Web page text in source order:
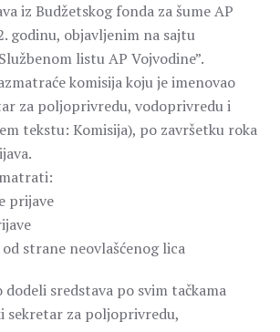
iz Budžetskog fonda za šume AP
godinu, objavljenim na sajtu
listu AP Vojvodine”.
komisija koju je imenovao
za poljoprivredu, vodoprivredu i
tekstu: Komisija), po završetku roka
prijave
strane neovlašćenog lica
sredstava po svim tačkama
sekretar za poljoprivredu,